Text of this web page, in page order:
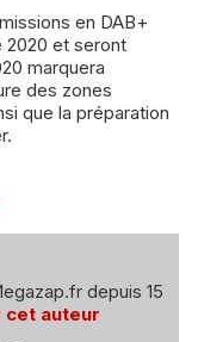
en DAB+
2020 et seront
marquera
des zones
que la préparation
depuis 15
cet auteur